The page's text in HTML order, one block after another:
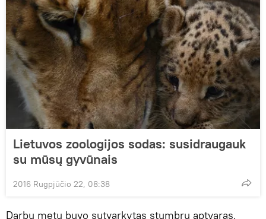
Lietuvos zoologijos sodas: susidraugauk
su mūsų gyvūnais
2016 Rugpjūčio 22, 08:38
Darbų metu buvo sutvarkytas stumbrų aptvaras,